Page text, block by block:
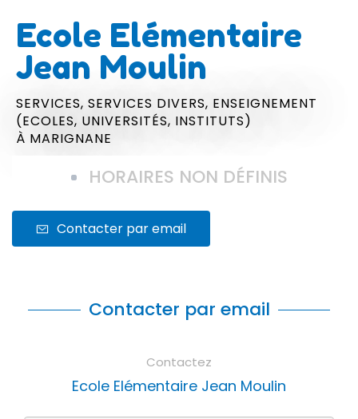
Ecole Elémentaire
Jean Moulin
SERVICES, SERVICES DIVERS, ENSEIGNEMENT
(ECOLES, UNIVERSITÉS, INSTITUTS)
À MARIGNANE
HORAIRES NON DÉFINIS
Contacter par email
Contacter par email
Contactez
Ecole Elémentaire Jean Moulin